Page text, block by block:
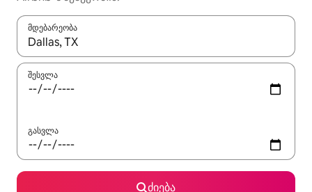
მდებარეობა
როცა შედეგები ხელმისაწვდომი გახდება, ნავიგაციისთვის
შესვლა
გასვლა
ძიება